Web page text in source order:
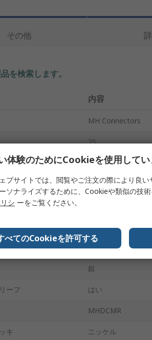
その他
を検索します。
内容
MH Connectors
25
プ D-Subバックシェル
イズ B
D D-Subバックシェル
ライトアングル
銀
ーフ はい
MHDCMR
キ ニッケル
体験のためにCookieを使用して
ブサイトでは、閲覧やご注文の際により良
ソナライズするために、Cookieや類似の技
シ ーをご覧ください。
べてのCookieを許可する